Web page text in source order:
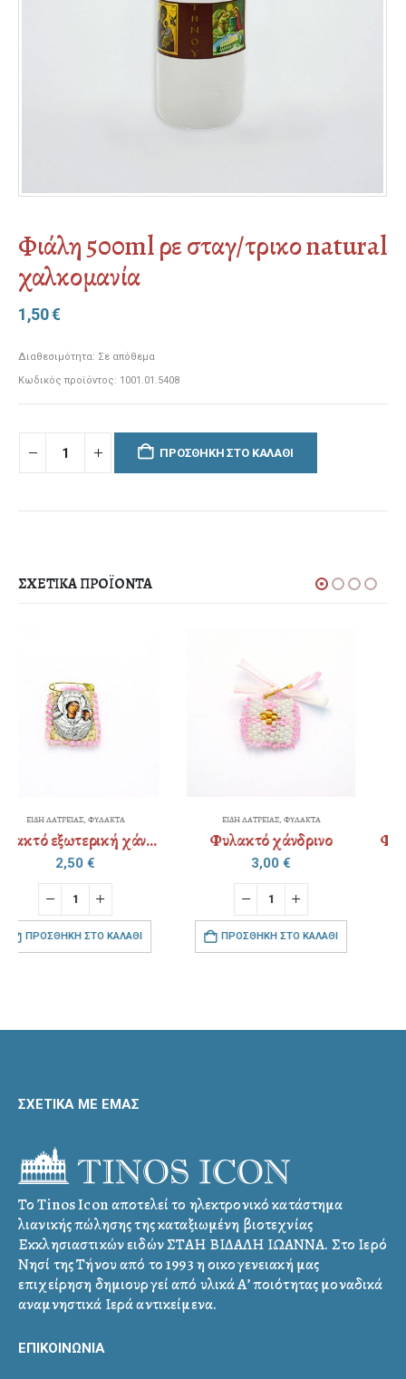
Φιάλη 500ml ρε σταγ/τρικο natural
χαλκομανία
1,50€
Διαθεσιμότητα: Σε απόθεμα
Κωδικός προϊόντος: 1001.01.5408
ΠΡΟΣΘΉΚΗ ΣΤΟ ΚΑΛΆΘΙ
ΣΧΕΤΙΚΆ ΠΡΟΪΌΝΤΑ
ΕΙΔΗ ΛΑΤΡΕΙΑΣ,ΦΥΛΑΚΤΑ
Φυλακτό χάνδρινο
3,00
ΠΡΟΣΘΉΚΗ ΣΤΟ ΚΑΛΆΘΙ
ΕΙΔΗ ΛΑΤΡΕΙΑΣ,ΦΥΛΑΚΤΑ
Φυλακτό εξωτερική χάνδρα τετράγωνο & διακόσμηση
2,50
ΠΡΟΣΘΉΚΗ ΣΤΟ ΚΑΛΆΘΙ
ΣΧΕΤΙΚΑ ΜΕ ΕΜΑΣ
Το Tinos Icon αποτελεί το ηλεκτρονικό κατάστημα
λιανικής πώλησης της καταξιωμένη βιοτεχνίας
Εκκλησιαστικών ειδών ΣΤΑΗ ΒΙΔΑΛΗ ΙΩΑΝΝΑ. Στο Ιερό
Νησί της Τήνου από το 1993 η οικογενειακή μας
επιχείρηση δημιουργεί από υλικά Α’ ποιότητας μοναδικά
αναμνηστικά Ιερά αντικείμενα.
ΕΠΙΚΟΙΝΩΝΙΑ